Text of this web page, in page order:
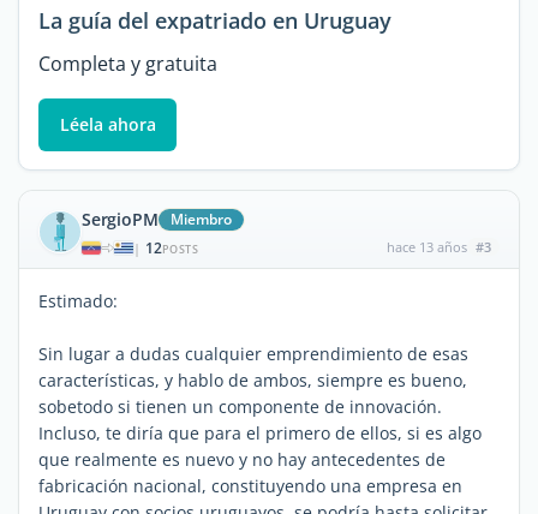
La guía del expatriado en Uruguay
Completa y gratuita
Léela ahora
SergioPM Miembro
| 12POSTS hace 13 años #3
Estimado:
Sin lugar a dudas cualquier emprendimiento de esas
características, y hablo de ambos, siempre es bueno,
sobetodo si tienen un componente de innovación.
Incluso, te diría que para el primero de ellos, si es algo
que realmente es nuevo y no hay antecedentes de
fabricación nacional, constituyendo una empresa en